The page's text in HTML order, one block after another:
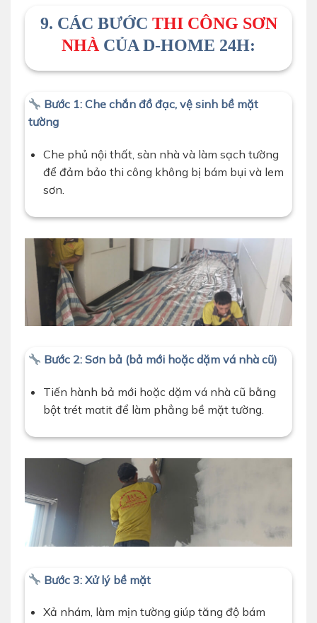
9. CÁC BƯỚC THI CÔNG SƠN
NHÀ CỦA D-HOME 24H:
Bước 1: Che chắn đồ đạc, vệ sinh bề mặt
tường
Che phủ nội thất, sàn nhà và làm sạch tường
để đảm bảo thi công không bị bám bụi và lem
sơn.
Bước 2: Sơn bả (bả mới hoặc dặm vá nhà cũ)
Tiến hành bả mới hoặc dặm vá nhà cũ bằng
bột trét matit để làm phẳng bề mặt tường.
Bước 3: Xử lý bề mặt
Xả nhám, làm mịn tường giúp tăng độ bám